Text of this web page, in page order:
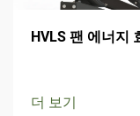
HVLS 팬 에너지
더 보기